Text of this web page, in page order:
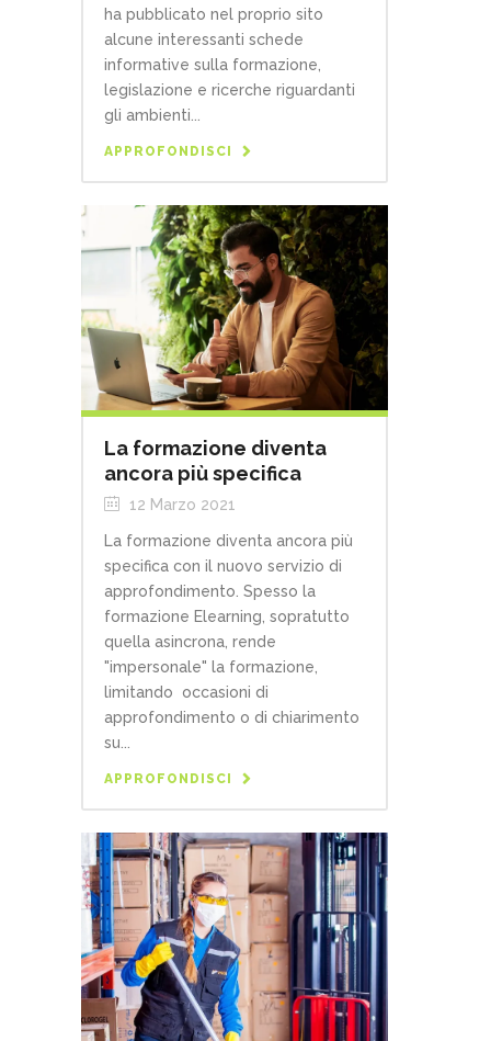
ha pubblicato nel proprio sito
alcune interessanti schede
informative sulla formazione,
legislazione e ricerche riguardanti
gli ambienti...
APPROFONDISCI
La formazione diventa
ancora più specifica
12 Marzo 2021
La formazione diventa ancora più
specifica con il nuovo servizio di
approfondimento. Spesso la
formazione Elearning, sopratutto
quella asincrona, rende
"impersonale" la formazione,
limitando occasioni di
approfondimento o di chiarimento
su...
APPROFONDISCI